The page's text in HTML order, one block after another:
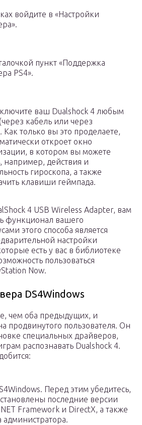
войдите в «Настройки
пункт «Поддержка
PS4».
ваш Dualshock 4 любым
кабель или через
Как только вы это проделаете,
откроет окно
в котором вы можете
например, действия и
гироскопа, а также
клавиши геймпада.
4 USB Wireless Adapter, вам
функционал вашего
этого способа является
настройки
есть у вас в библиотеке
пользоваться
Now.
DS4Windows
чем оба предыдущих, и
продвинутого пользователя. Он
специальных драйверов,
распознавать Dualshock 4.
Перед этим убедитесь,
последние версии
Framework и DirectX, а также
администратора.